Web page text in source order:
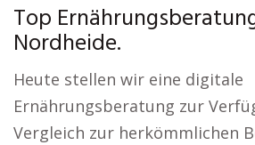
Top
Nordheide.
Heute stellen wir eine digitale
Ernährungsberatung zur
Vergleich zur herkömmlichen